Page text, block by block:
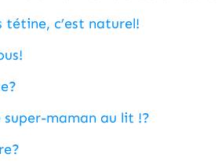
c’est naturel!
maman au lit !?